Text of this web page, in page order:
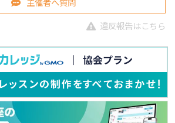
違反報告はこちら